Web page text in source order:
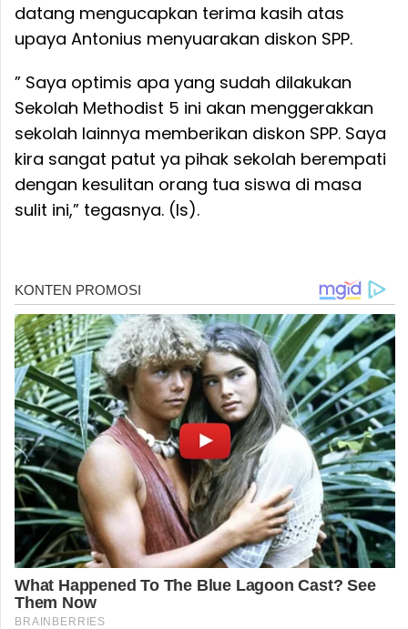
datang mengucapkan terima kasih atas
upaya Antonius menyuarakan diskon SPP.
” Saya optimis apa yang sudah dilakukan
Sekolah Methodist 5 ini akan menggerakkan
sekolah lainnya memberikan diskon SPP. Saya
kira sangat patut ya pihak sekolah berempati
dengan kesulitan orang tua siswa di masa
sulit ini,” tegasnya. (Is).